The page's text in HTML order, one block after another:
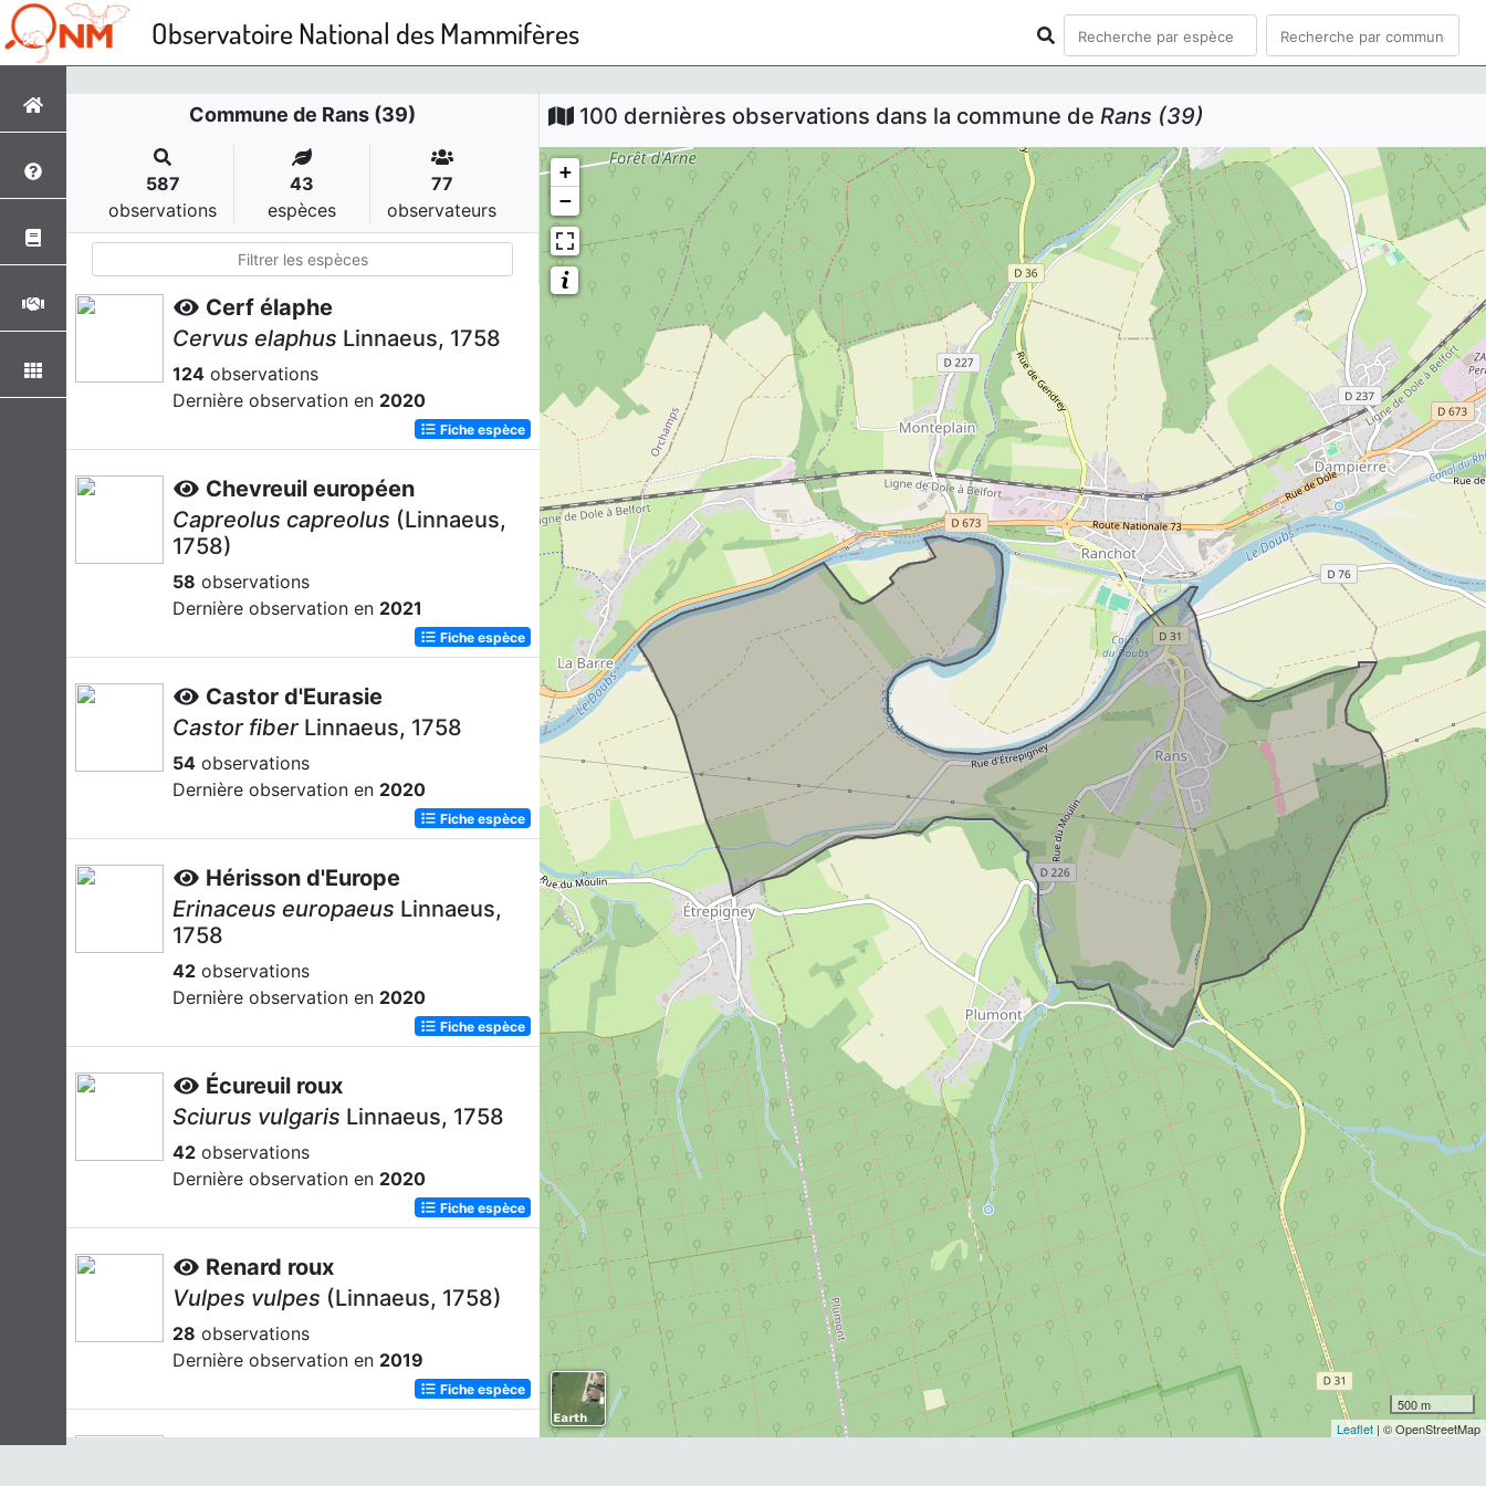
Observatoire National des Mammifères
Commune de Rans (39)
587
observations
43
espèces
77
observateurs
Cerf élaphe
Cervus elaphus Linnaeus, 1758
124 observations
Dernière observation en 2020
Fiche espèce
Chevreuil européen
Capreolus capreolus (Linnaeus,
1758)
58 observations
Dernière observation en 2021
Fiche espèce
Castor d'Eurasie
Castor fiber Linnaeus, 1758
54 observations
Dernière observation en 2020
Fiche espèce
Hérisson d'Europe
Erinaceus europaeus Linnaeus,
1758
42 observations
Dernière observation en 2020
Fiche espèce
Écureuil roux
Sciurus vulgaris Linnaeus, 1758
42 observations
Dernière observation en 2020
Fiche espèce
Renard roux
Vulpes vulpes (Linnaeus, 1758)
28 observations
Dernière observation en 2019
Fiche espèce
100 dernières observations dans la commune de Rans (39)
+
−
500 m
Leaflet | © OpenStreetMap